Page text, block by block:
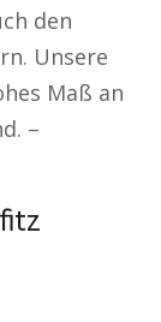
den
Unsere
Maß an
–